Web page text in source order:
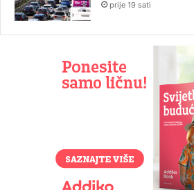
prije 19 sati